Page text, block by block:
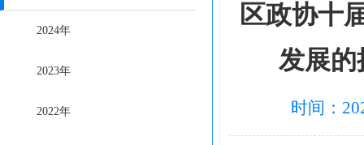
2024年
2023年
2022年
区政协十
发展的
时间：